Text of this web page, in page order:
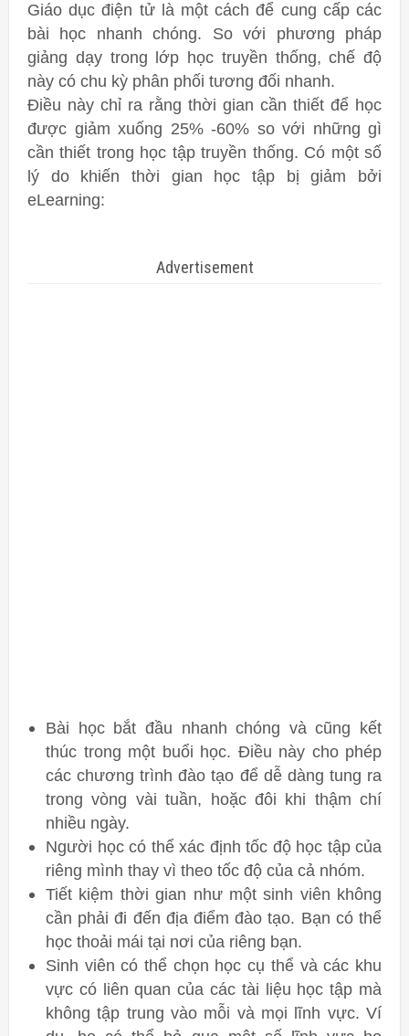
Giáo dục điện tử là một cách để cung cấp các
bài học nhanh chóng. So với phương pháp
giảng dạy trong lớp học truyền thống, chế độ
này có chu kỳ phân phối tương đối nhanh.
Điều này chỉ ra rằng thời gian cần thiết để học
được giảm xuống 25% -60% so với những gì
cần thiết trong học tập truyền thống. Có một số
lý do khiến thời gian học tập bị giảm bởi
eLearning:
Advertisement
Bài học bắt đầu nhanh chóng và cũng kết
thúc trong một buổi học. Điều này cho phép
các chương trình đào tạo để dễ dàng tung ra
trong vòng vài tuần, hoặc đôi khi thậm chí
nhiều ngày.
Người học có thể xác định tốc độ học tập của
riêng mình thay vì theo tốc độ của cả nhóm.
Tiết kiệm thời gian như một sinh viên không
cần phải đi đến địa điểm đào tạo. Bạn có thể
học thoải mái tại nơi của riêng bạn.
Sinh viên có thể chọn học cụ thể và các khu
vực có liên quan của các tài liệu học tập mà
không tập trung vào mỗi và mọi lĩnh vực. Ví